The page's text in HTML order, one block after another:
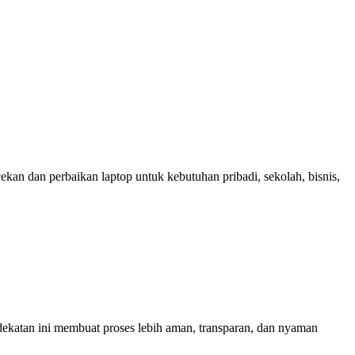
dan perbaikan laptop untuk kebutuhan pribadi, sekolah, bisnis,
ini membuat proses lebih aman, transparan, dan nyaman